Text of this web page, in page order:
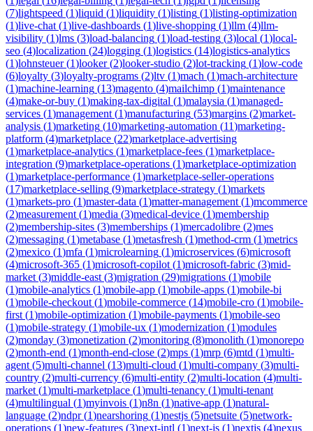
(7)lightspeed (1)liquid (1)liquidity (1)listing (1)listing-optimization
(1)live-chat (1)live-dashboards (1)live-shopping (1)llm (4)llm-
visibility (1)lms (3)load-balancing (1)load-testing (3)local (1)local-
seo (4)localization (24)logging (1)logistics (14)logistics-analytics
(1)lohnsteuer(1)looker(2)looker-studio (2)lot-tracking (1)low-code
(6)loyalty (3)loyalty-programs (2)ltv (1)mach (1)mach-architecture
(1)machine-learning (13)magento (4)mailchimp (1)maintenance
(4)make-or-buy (1)making-tax-digital (1)malaysia (1)managed-
services (1)management (1)manufacturing (53)margins (2)market-
analysis (1)marketing (10)marketing-automation (11)marketing-
platform (4)marketplace (22)marketplace-advertising
(1)marketplace-analytics (1)marketplace-fees (1)marketplace-
integration (9)marketplace-operations (1)marketplace-optimization
(1)marketplace-performance (1)marketplace-seller-operations
(17)marketplace-selling (9)marketplace-strategy (1)markets
(1)markets-pro (1)master-data (1)matter-management (1)mcommerce
(2)measurement (1)media (3)medical-device (1)membership
(2)membership-sites (3)memberships (1)mercadolibre (2)mes
(2)messaging (1)metabase (1)metasfresh (1)method-crm (1)metrics
(2)mexico (1)mfa (1)microlearning (1)microservices (6)microsoft
(4)microsoft-365 (1)microsoft-copilot (1)microsoft-fabric (3)mid-
market (3)middle-east (3)migration (29)migrations (1)mobile
(1)mobile-analytics (1)mobile-app (1)mobile-apps (1)mobile-bi
(1)mobile-checkout (1)mobile-commerce (14)mobile-cro (1)mobile-
first (1)mobile-optimization (1)mobile-payments (1)mobile-seo
(1)mobile-strategy (1)mobile-ux (1)modernization (1)modules
(2)monday (3)monetization (2)monitoring (8)monolith (1)monorepo
(2)month-end (1)month-end-close (2)mps (1)mrp (6)mtd (1)multi-
agent (5)multi-channel (13)multi-cloud (1)multi-company (3)multi-
country (2)multi-currency (6)multi-entity (2)multi-location (4)multi-
market (1)multi-marketplace (1)multi-tenancy (1)multi-tenant
(4)multilingual (1)myinvois (1)n8n (1)native-app (1)natural-
language (2)ndpr(1)nearshoring (1)nestjs (5)netsuite (5)network-
operations (1)new-features (3)next-intl (1)next-js (1)nextjs (4)nexus